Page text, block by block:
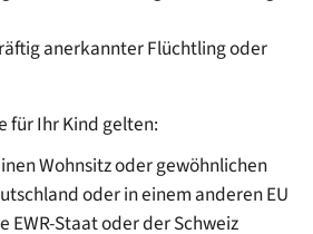
anerkannter Flüchtling oder
für Ihr Kind gelten:
Wohnsitz oder gewöhnlichen
oder in einem anderen EU
EWR-Staat oder der Schweiz